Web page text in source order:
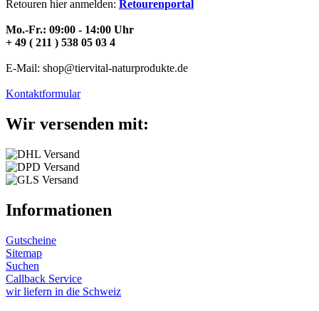
Retouren hier anmelden: Retourenportal
Mo.-Fr.: 09:00 - 14:00 Uhr
+ 49 ( 211 ) 538 05 03 4
E-Mail: shop@tiervital-naturprodukte.de
Kontaktformular
Wir versenden mit:
Informationen
Gutscheine
Sitemap
Suchen
Callback Service
wir liefern in die Schweiz